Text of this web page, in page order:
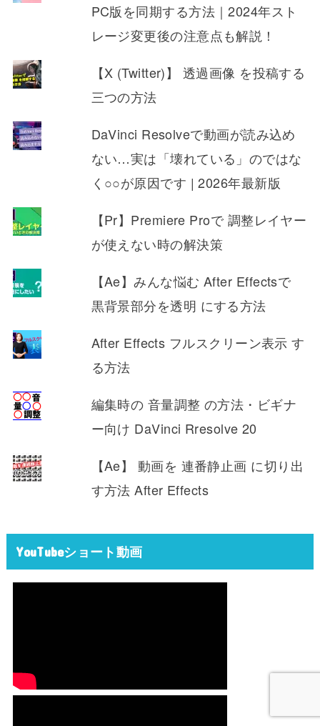
PC版を同期する方法｜2024年スト
レージ変更後の注意点も解説！
【X (Twitter)】 透過画像 を投稿する
三つの方法
DaVinci Resolveで動画が読み込め
ない…実は「壊れている」のではな
く○○が原因です | 2026年最新版
【Pr】Premiere Proで 調整レイヤー
が使えない時の解決策
【Ae】みんな悩む After Effectsで
黒背景部分を透明 にする方法
After Effects フルスクリーン表示 す
る方法
編集時の 音量調整 の方法・ビギナ
ー向け DaVinci Rresolve 20
【Ae】 動画を 連番静止画 に切り出
す方法 After Effects
YouTubeショート動画